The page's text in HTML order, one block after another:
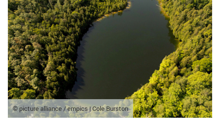
© picture alliance / empics | Cole Burston